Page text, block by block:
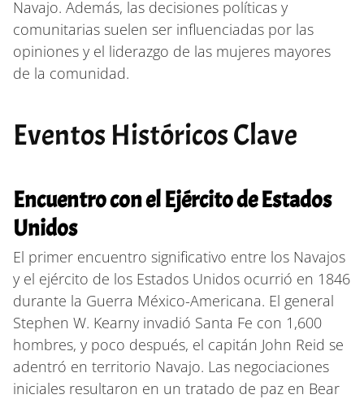
Navajo. Además, las decisiones políticas y
comunitarias suelen ser influenciadas por las
opiniones y el liderazgo de las mujeres mayores
de la comunidad.
Eventos Históricos Clave
Encuentro con el Ejército de Estados
Unidos
El primer encuentro significativo entre los Navajos
y el ejército de los Estados Unidos ocurrió en 1846
durante la Guerra México-Americana. El general
Stephen W. Kearny invadió Santa Fe con 1,600
hombres, y poco después, el capitán John Reid se
adentró en territorio Navajo. Las negociaciones
iniciales resultaron en un tratado de paz en Bear